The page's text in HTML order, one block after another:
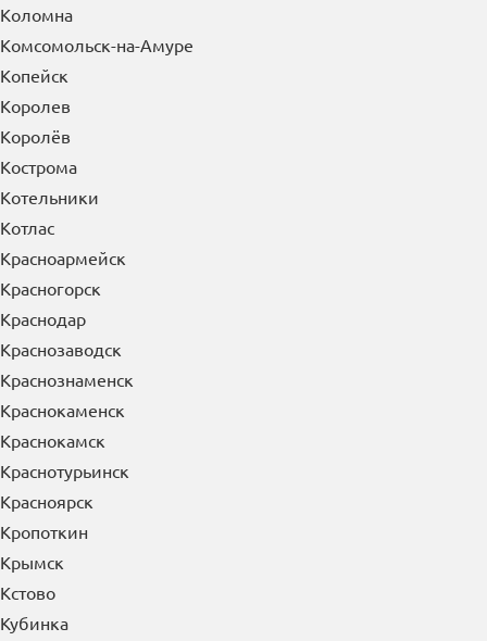
Коломна
Комсомольск-на-Амуре
Копейск
Королев
Королёв
Кострома
Котельники
Котлас
Красноармейск
Красногорск
Краснодар
Краснозаводск
Краснознаменск
Краснокаменск
Краснокамск
Краснотурьинск
Красноярск
Кропоткин
Крымск
Кстово
Кубинка